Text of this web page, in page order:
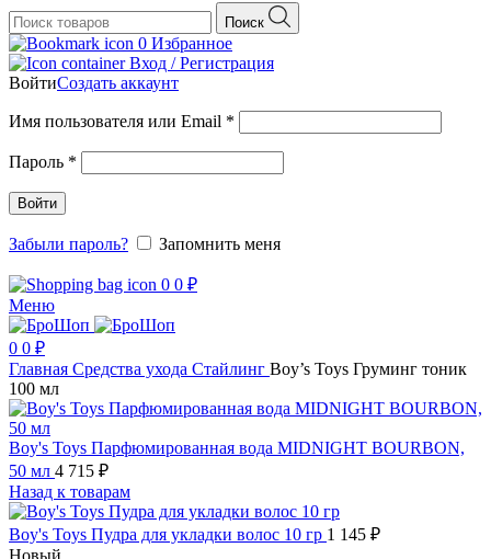
Поиск
0 Избранное
Вход / Регистрация
ВойтиСоздать аккаунт
Имя пользователя или Email *
Пароль *
Войти
Забыли пароль? Запомнить меня
0 0 ₽
Меню
0 0 ₽
Главная Средства ухода Стайлинг Boy’s Toys Груминг тоник
100 мл
Boy's Toys Парфюмированная вода MIDNIGHT BOURBON,
50 мл 4 715 ₽
Назад к товарам
Boy's Toys Пудра для укладки волос 10 гр 1 145 ₽
Новый